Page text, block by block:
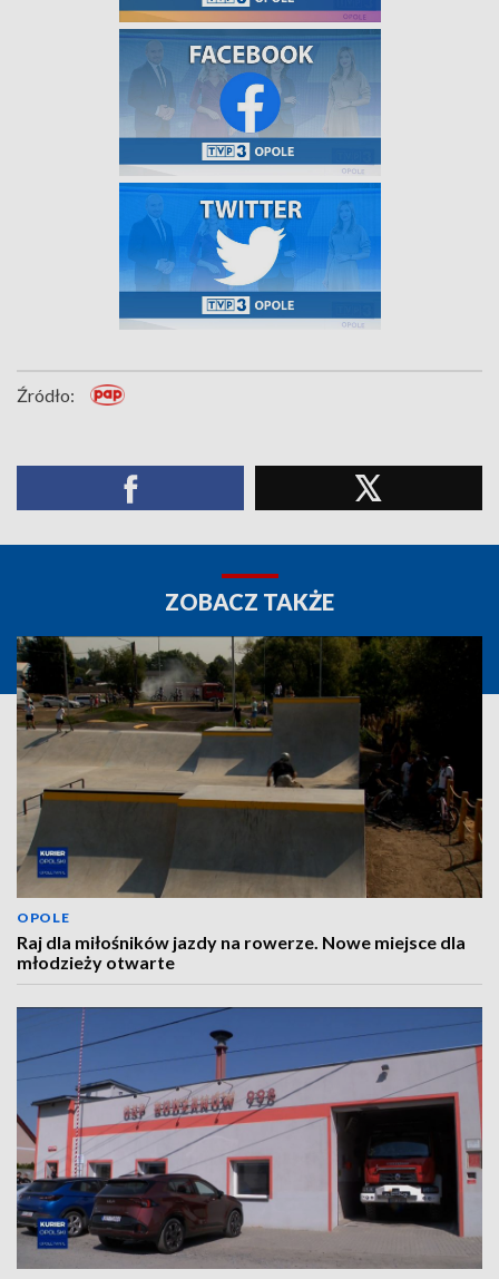
Źródło:
ZOBACZ TAKŻE
OPOLE
Raj dla miłośników jazdy na rowerze. Nowe miejsce dla
młodzieży otwarte